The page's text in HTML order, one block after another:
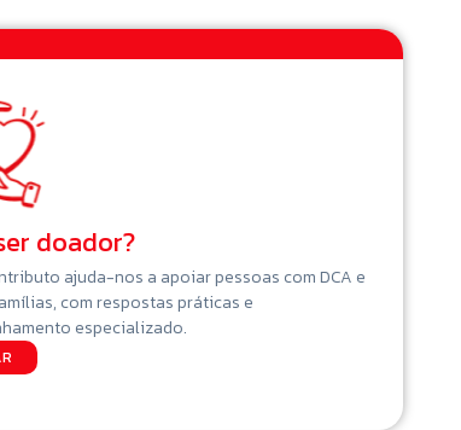
doador?
ajuda-nos a apoiar pessoas com DCA e
com respostas práticas e
especializado.